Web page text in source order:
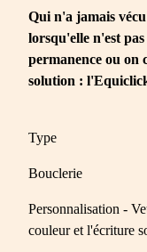
Qui n'a jamais
lorsqu'elle n'est
permanence ou on
solution :
Type
Bouclerie
Personnalisation -
couleur et l'écriture